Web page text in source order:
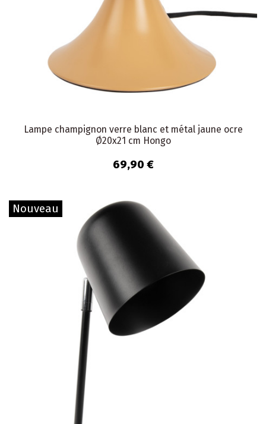
Lampe champignon verre blanc et métal jaune ocre
Ø20x21 cm Hongo
69,90 €
Nouveau